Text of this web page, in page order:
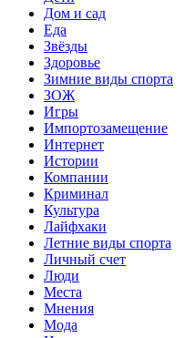
Дом и сад
Еда
Звёзды
Здоровье
Зимние виды спорта
ЗОЖ
Игры
Импортозамещение
Интернет
Истории
Компании
Криминал
Культура
Лайфхаки
Летние виды спорта
Личный счет
Люди
Места
Мнения
Мода